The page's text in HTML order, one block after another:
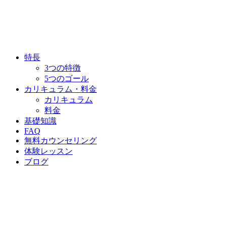
特長
3つの特徴
5つのゴール
カリキュラム・料金
カリキュラム
料金
基礎知識
FAQ
無料カウンセリング
体験レッスン
ブログ